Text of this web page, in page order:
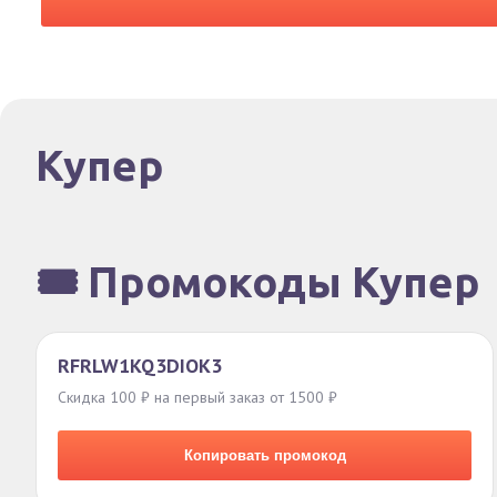
Купер
🎟️ Промокоды Купер
RFRLW1KQ3DIOK3
Скидка 100 ₽ на первый заказ от 1500 ₽
Копировать промокод